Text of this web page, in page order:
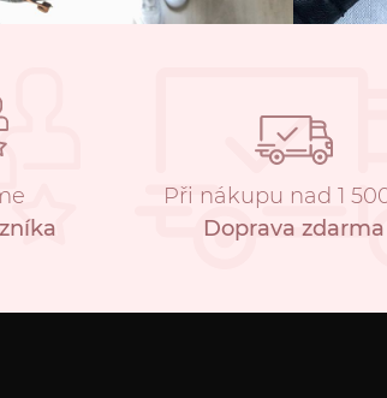
Při nákupu nad 1
Doprava zdarma